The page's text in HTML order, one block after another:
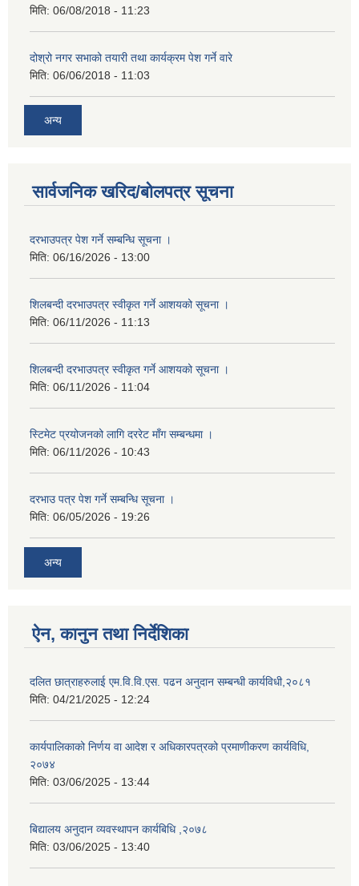
मिति: 06/08/2018 - 11:23
दोश्रो नगर सभाको तयारी तथा कार्यक्रम पेश गर्ने वारे
मिति: 06/06/2018 - 11:03
अन्य
सार्वजनिक खरिद/बोलपत्र सूचना
दरभाउपत्र पेश गर्ने सम्बन्धि सूचना ।
मिति: 06/16/2026 - 13:00
शिलबन्दी दरभाउपत्र स्वीकृत गर्ने आशयको सूचना ।
मिति: 06/11/2026 - 11:13
शिलबन्दी दरभाउपत्र स्वीकृत गर्ने आशयको सूचना ।
मिति: 06/11/2026 - 11:04
स्टिमेट प्रयोजनको लागि दररेट माँग सम्बन्धमा ।
मिति: 06/11/2026 - 10:43
दरभाउ पत्र पेश गर्ने सम्बन्धि सूचना ।
मिति: 06/05/2026 - 19:26
अन्य
ऐन, कानुन तथा निर्देशिका
दलित छात्राहरुलाई एम.वि.वि.एस. पढन अनुदान सम्बन्धी कार्यविधी,२०८१
मिति: 04/21/2025 - 12:24
कार्यपालिकाको निर्णय वा आदेश र अधिकारपत्रको प्रमाणीकरण कार्यविधि,
२०७४
मिति: 03/06/2025 - 13:44
बिद्यालय अनुदान व्यवस्थापन कार्यबिधि ,२०७८
मिति: 03/06/2025 - 13:40